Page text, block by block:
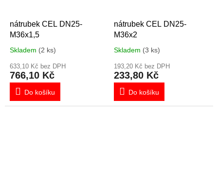
nátrubek CEL DN25-
M36x1,5
Skladem (2 ks)
633,10 Kč bez DPH
766,10 Kč
Do košíku
nátrubek CEL DN25-
M36x2
Skladem (3 ks)
193,20 Kč bez DPH
233,80 Kč
Do košíku